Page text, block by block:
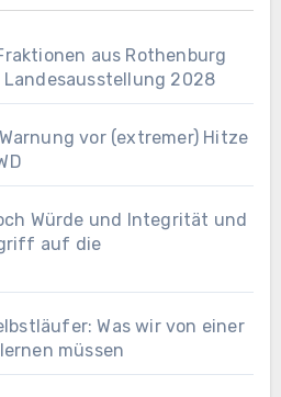
aus Rothenburg
2028
vor (extremer) Hitze
Würde und Integrität und
auf die
Was wir von einer
müssen